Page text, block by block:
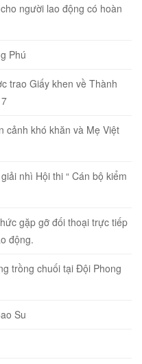
người lao động có hoàn
Phú
trao Giấy khen về Thành
cảnh khó khăn và Mẹ Việt
nhì Hội thi “ Cán bộ kiểm
gặp gỡ đối thoại trực tiếp
động.
trồng chuối tại Đội Phong
Su